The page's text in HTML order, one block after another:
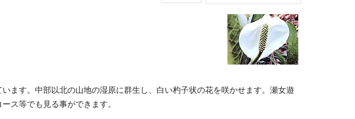
ます。中部以北の山地の湿原に群生し、白い杓子状の花を咲かせます。瀬女遊
ス等でも見る事ができます。